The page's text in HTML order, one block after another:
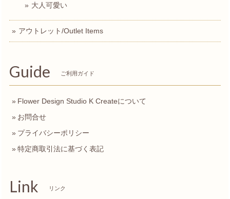
大人可愛い
アウトレット/Outlet Items
Guide ご利用ガイド
Flower Design Studio K Createについて
お問合せ
プライバシーポリシー
特定商取引法に基づく表記
Link リンク